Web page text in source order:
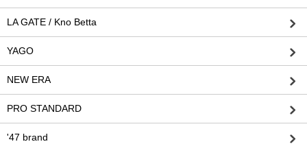
LA GATE / Kno Betta
YAGO
NEW ERA
PRO STANDARD
'47 brand